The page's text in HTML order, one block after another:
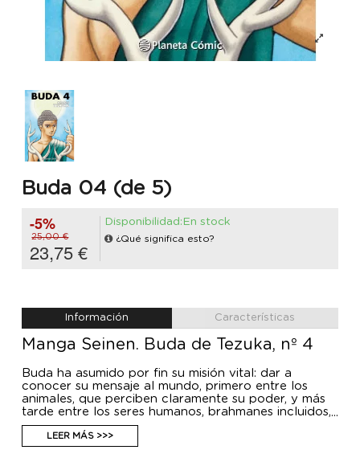
Buda 04 (de 5)
-5%
25,00 €
23,75 €
Disponibilidad:En stock
¿Qué significa esto?
Información Características
Manga Seinen. Buda de Tezuka, nº 4
Buda ha asumido por fin su misión vital: dar a
conocer su mensaje al mundo, primero entre los
animales, que perciben claramente su poder, y más
tarde entre los seres humanos, brahmanes incluidos,
que descubren en él una fuente de solaz. Pero los
hados tienen reservada una última sorpresa para
Buda.
LEER MÁS >>>